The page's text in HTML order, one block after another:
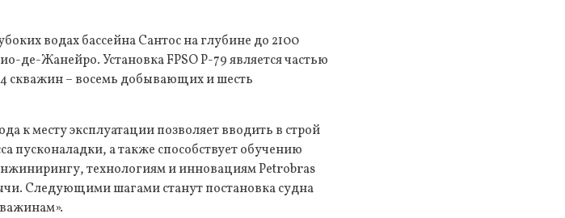
водах бассейна Сантос на глубине до 2100
де-Жанейро. Установка FPSO P-79 является частью
скважин – восемь добывающих и шесть
к месту эксплуатации позволяет вводить в строй
пусконаладки, а также способствует обучению
технологиям и инновациям Petrobras
Следующими шагами станут постановка судна